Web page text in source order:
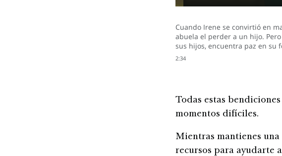
Cuando Irene se convirtió en
abuela el perder a un hijo.
sus hijos, encuentra paz en su
2:34
Todas estas
momentos difíciles.
Mientras mantienes
recursos para ayudarte